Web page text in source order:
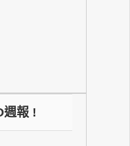
週報 !